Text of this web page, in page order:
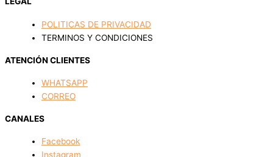
POLITICAS DE PRIVACIDAD
TERMINOS Y CONDICIONES
ATENCIÓN CLIENTES
WHATSAPP
CORREO
CANALES
Facebook
Instagram